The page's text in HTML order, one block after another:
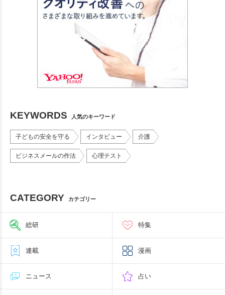
KEYWORDS 人気のキーワード
子どもの安全を守る インタビュー 介護
ビジネスメールの作法 心理テスト
CATEGORY カテゴリー
総研 特集
連載 漫画
ニュース 占い